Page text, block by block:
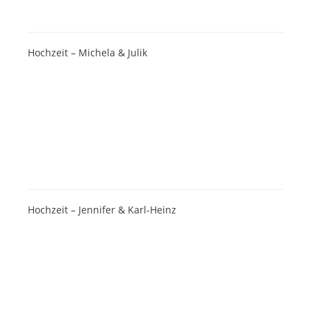
Hochzeit – Michela & Julik
Hochzeit – Jennifer & Karl-Heinz